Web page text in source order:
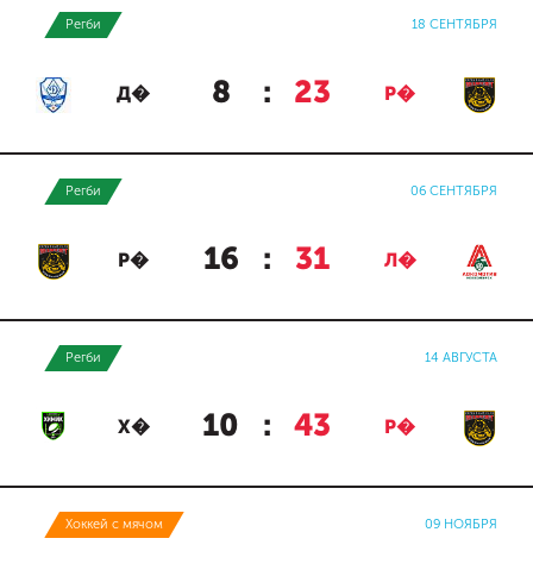
Регби 18 СЕНТЯБРЯ
Д� 8 : 23 Р�
Регби 06 СЕНТЯБРЯ
Р� 16 : 31 Л�
Регби 14 АВГУСТА
Х� 10 : 43 Р�
Хоккей с мячом 09 НОЯБРЯ